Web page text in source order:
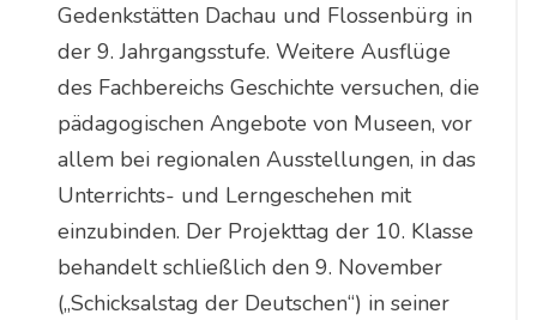
Gedenkstätten Dachau und Flossenbürg in
der 9. Jahrgangsstufe. Weitere Ausflüge
des Fachbereichs Geschichte versuchen, die
pädagogischen Angebote von Museen, vor
allem bei regionalen Ausstellungen, in das
Unterrichts- und Lerngeschehen mit
einzubinden. Der Projekttag der 10. Klasse
behandelt schließlich den 9. November
(„Schicksalstag der Deutschen“) in seiner